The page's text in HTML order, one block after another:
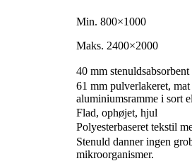
Min. 800×1000
Maks. 2400×2000
40 mm stenuldsabsorbent
61 mm pulverlakeret, mat
aluminiumsramme i sort
Flad, ophøjet, hjul
Polyesterbaseret tekstil
Stenuld danner ingen
mikroorganismer.